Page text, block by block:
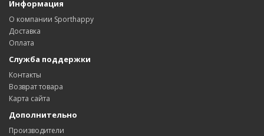
Информация
О компании Sporthappy
Доставка
Оплата
Служба поддержки
Контакты
Возврат товара
Карта сайта
Дополнительно
Производители